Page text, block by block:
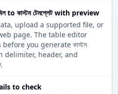
to কাস্টম টেমপ্লেট with preview
upload a supported file, or
page. The table editor
you generate কাস্টম
delimiter, header, and
to check